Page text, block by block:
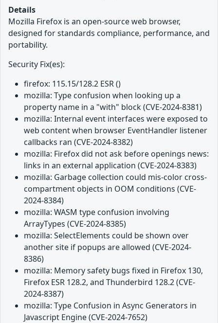
Details
Mozilla Firefox is an open-source web browser,
designed for standards compliance, performance, and
portability.
Security Fix(es):
firefox: 115.15/128.2 ESR ()
mozilla: Type confusion when looking up a
property name in a "with" block (CVE-2024-8381)
mozilla: Internal event interfaces were exposed to
web content when browser EventHandler listener
callbacks ran (CVE-2024-8382)
mozilla: Firefox did not ask before openings news:
links in an external application (CVE-2024-8383)
mozilla: Garbage collection could mis-color cross-
compartment objects in OOM conditions (CVE-
2024-8384)
mozilla: WASM type confusion involving
ArrayTypes (CVE-2024-8385)
mozilla: SelectElements could be shown over
another site if popups are allowed (CVE-2024-
8386)
mozilla: Memory safety bugs fixed in Firefox 130,
Firefox ESR 128.2, and Thunderbird 128.2 (CVE-
2024-8387)
mozilla: Type Confusion in Async Generators in
Javascript Engine (CVE-2024-7652)